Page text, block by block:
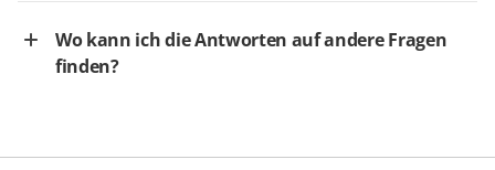
Wo kann ich die Antworten auf andere Fragen
finden?